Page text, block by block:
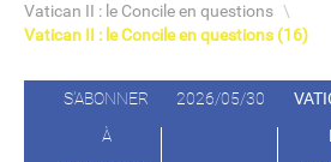
Vatican II : le Concile en questions \
Vatican II : le Concile en questions (16)
S'ABONNER
À
2026/05/30